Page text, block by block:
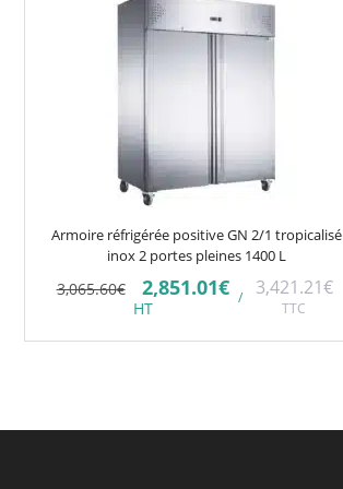
Armoire réfrigérée positive GN 2/1 tropicalisé
inox 2 portes pleines 1400 L
3,065.60€ Le
prix
initial
était :
2,851.01€Le
prix
est :
HT
/ 3,421.21€
TTC